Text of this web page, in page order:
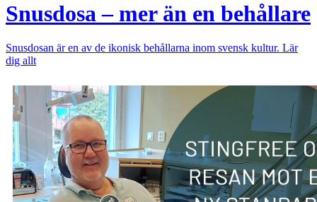
Snusdosa – mer än en behållare
Snusdosan är en av de ikonisk behållarna inom svensk kultur. Lär
dig allt